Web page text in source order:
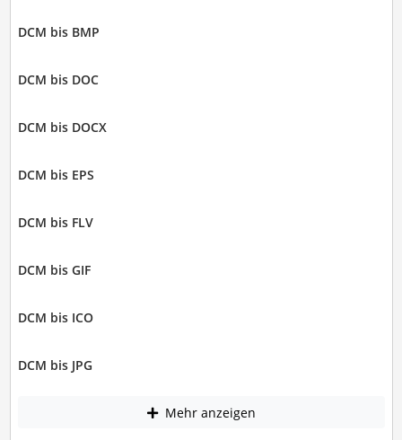
DCM bis BMP
DCM bis DOC
DCM bis DOCX
DCM bis EPS
DCM bis FLV
DCM bis GIF
DCM bis ICO
DCM bis JPG
Mehr anzeigen